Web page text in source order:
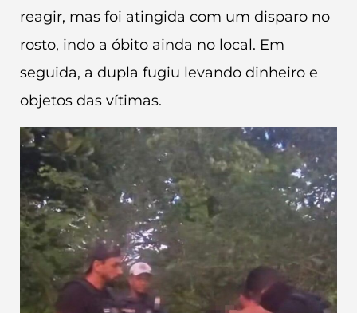
reagir, mas foi atingida com um disparo no
rosto, indo a óbito ainda no local. Em
seguida, a dupla fugiu levando dinheiro e
objetos das vítimas.